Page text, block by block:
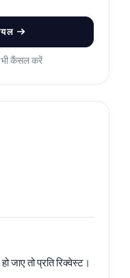
भी कैंसल करें
जाए तो प्रति रिक्वेस्ट।